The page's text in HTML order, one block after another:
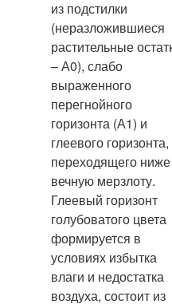
из подстилки
(неразложившиеся
растительные
– А0), слабо
выраженного
перегнойного
горизонта (А1) и
глеевого горизонта,
переходящего
вечную мерзлоту.
Глеевый горизонт
голубоватого цвета
формируется в
условиях избытка
влаги и недостатка
воздуха, состоит из